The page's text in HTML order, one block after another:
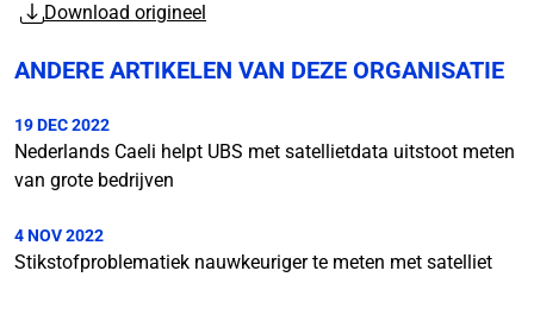
Download origineel
ANDERE ARTIKELEN VAN DEZE ORGANISATIE
19 DEC 2022
Nederlands Caeli helpt UBS met satellietdata uitstoot meten
van grote bedrijven
4 NOV 2022
Stikstofproblematiek nauwkeuriger te meten met satelliet